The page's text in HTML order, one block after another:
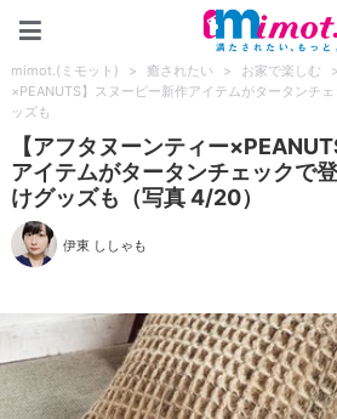
mimot.(ミモット) > 癒されたい > お家で楽しむ >
×PEANUTS】スヌーピー新作アイテムがタータンチ
ッズも
【アフタヌーンティー
アイテムがタータンチェックで
けグッズも（写真 4/20）
伊東 ししゃも